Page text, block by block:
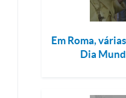
Em Roma,
Dia